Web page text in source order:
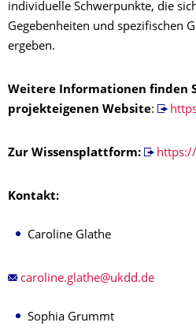
individuelle Schwerpunkte, die
Gegebenheiten und spezifischen
ergeben.
Weitere Informationen finden
projekteigenen Website:
Zur Wissensplattform:
Kontakt:
Caroline Glathe
Sophia Grummt